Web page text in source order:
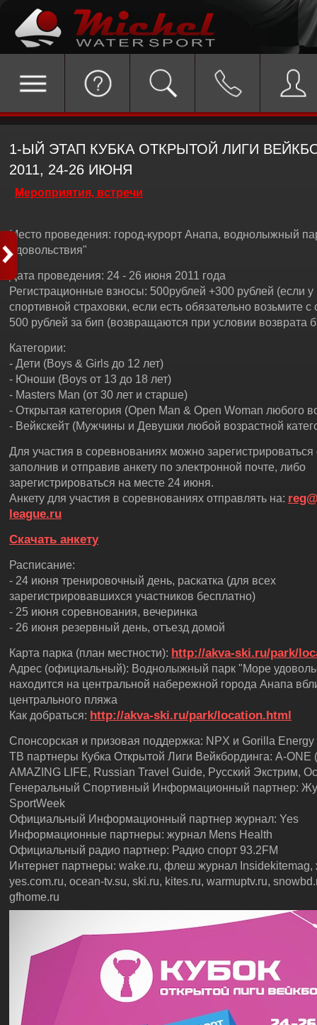
1-ЫЙ ЭТАП КУБКА ОТКРЫТОЙ ЛИГИ
2011, 24-26 ИЮНЯ
Мероприятия, встречи
Место проведения: город-курорт Анапа, воднолыжный
Удовольствия"
Дата проведения: 24 - 26 июня 2011 года
Регистрационные взносы: 500рублей +300 рублей (если у
спортивной страховки, если есть обязательно возьмите с
500 рублей за бип (возвращаются при условии возврата
Категории:
- Дети (Boys & Girls до 12 лет)
- Юноши (Boys от 13 до 18 лет)
- Masters Man (от 30 лет и старше)
- Открытая категория (Open Man & Open Woman любого
- Вейкскейт (Мужчины и Девушки любой возрастной
Для участия в соревнованиях можно зарегистрироваться
заполнив и отправив анкету по электронной почте, либо
зарегистрироваться на месте 24 июня.
Анкету для участия в соревнованиях отправлять на:
league.ru
Скачать анкету
Расписание:
- 24 июня тренировочный день, раскатка (для всех
зарегистрировавшихся участников бесплатно)
- 25 июня соревнования, вечеринка
- 26 июня резервный день, отъезд домой
Карта парка (план местности): http://akva-ski.ru/park/
Адрес (официальный): Воднолыжный парк "Море
находится на центральной набережной города Анапа
центрального пляжа
Как добраться: http://akva-ski.ru/park/location.html
Спонсорская и призовая поддержка: NPX и Gorilla Energy
ТВ партнеры Кубка Открытой Лиги Вейкбординга: A-ONE
AMAZING LIFE, Russian Travel Guide, Русский Экстрим,
Генеральный Спортивный Информационный партнер:
SportWeek
Официальный Информационный партнер журнал: Yes
Информационные партнеры: журнал Mens Health
Официальный радио партнер: Радио спорт 93.2FM
Интернет партнеры: wake.ru, флеш журнал Insidekitemag,
yes.com.ru, ocean-tv.su, ski.ru, kites.ru, warmuptv.ru,
gfhome.ru